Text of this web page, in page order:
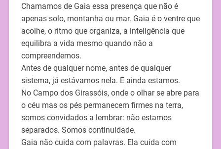
Chamamos de Gaia essa presença que não é
apenas solo, montanha ou mar. Gaia é o ventre que
acolhe, o ritmo que organiza, a inteligência que
equilibra a vida mesmo quando não a
compreendemos.
Antes de qualquer nome, antes de qualquer
sistema, já estávamos nela. E ainda estamos.
No Campo dos Girassóis, onde o olhar se abre para
o céu mas os pés permanecem firmes na terra,
somos convidados a lembrar: não estamos
separados. Somos continuidade.
Gaia não cuida com palavras. Ela cuida com